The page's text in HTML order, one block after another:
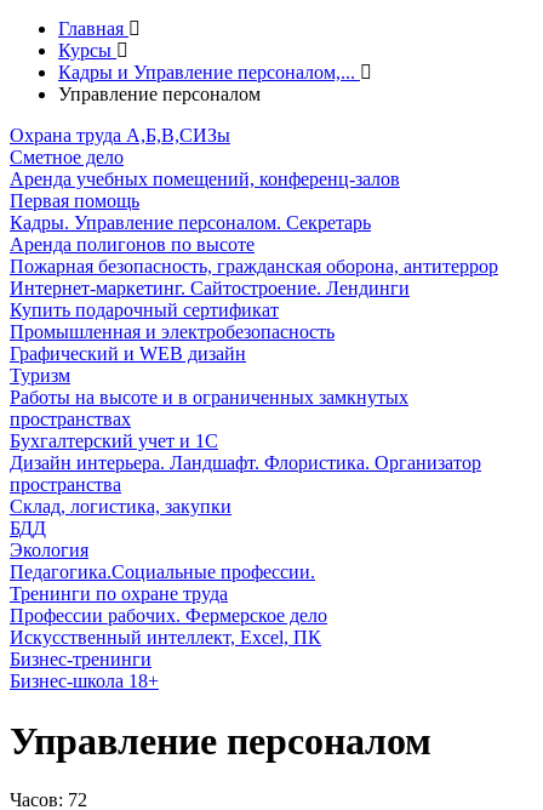
Главная
Курсы
Кадры и Управление персоналом,...
Управление персоналом
Охрана труда А,Б,В,СИЗы
Сметное дело
Аренда учебных помещений, конференц-залов
Первая помощь
Кадры. Управление персоналом. Секретарь
Аренда полигонов по высоте
Пожарная безопасность, гражданская оборона, антитеррор
Интернет-маркетинг. Сайтостроение. Лендинги
Купить подарочный сертификат
Промышленная и электробезопасность
Графический и WEB дизайн
Туризм
Работы на высоте и в ограниченных замкнутых
пространствах
Бухгалтерский учет и 1С
Дизайн интерьера. Ландшафт. Флористика. Организатор
пространства
Склад, логистика, закупки
БДД
Экология
Педагогика.Социальные профессии.
Тренинги по охране труда
Профессии рабочих. Фермерское дело
Искусственный интеллект, Excel, ПК
Бизнес-тренинги
Бизнес-школа 18+
Управление персоналом
Часов: 72